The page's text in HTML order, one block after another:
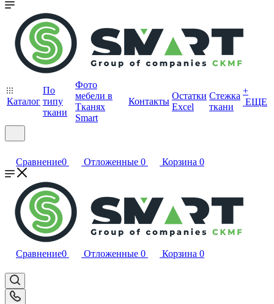
Каталог
По
типу
ткани
Фото
мебели в
Тканях
Smart
Контакты
Остатки
Excel
Стежка
ткани
+
ЕЩЕ
Сравнение0 Отложенные 0 Корзина 0
Сравнение0 Отложенные 0 Корзина 0